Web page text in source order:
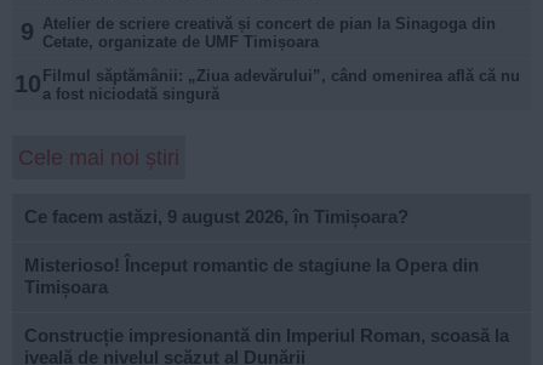
9 Atelier de scriere creativă și concert de pian la Sinagoga din
Cetate, organizate de UMF Timișoara
10 Filmul săptămânii: „Ziua adevărului”, când omenirea află că nu
a fost niciodată singură
Cele mai noi știri
Ce facem astăzi, 9 august 2026, în Timișoara?
Misterioso! Început romantic de stagiune la Opera din
Timișoara
Construcție impresionantă din Imperiul Roman, scoasă la
iveală de nivelul scăzut al Dunării